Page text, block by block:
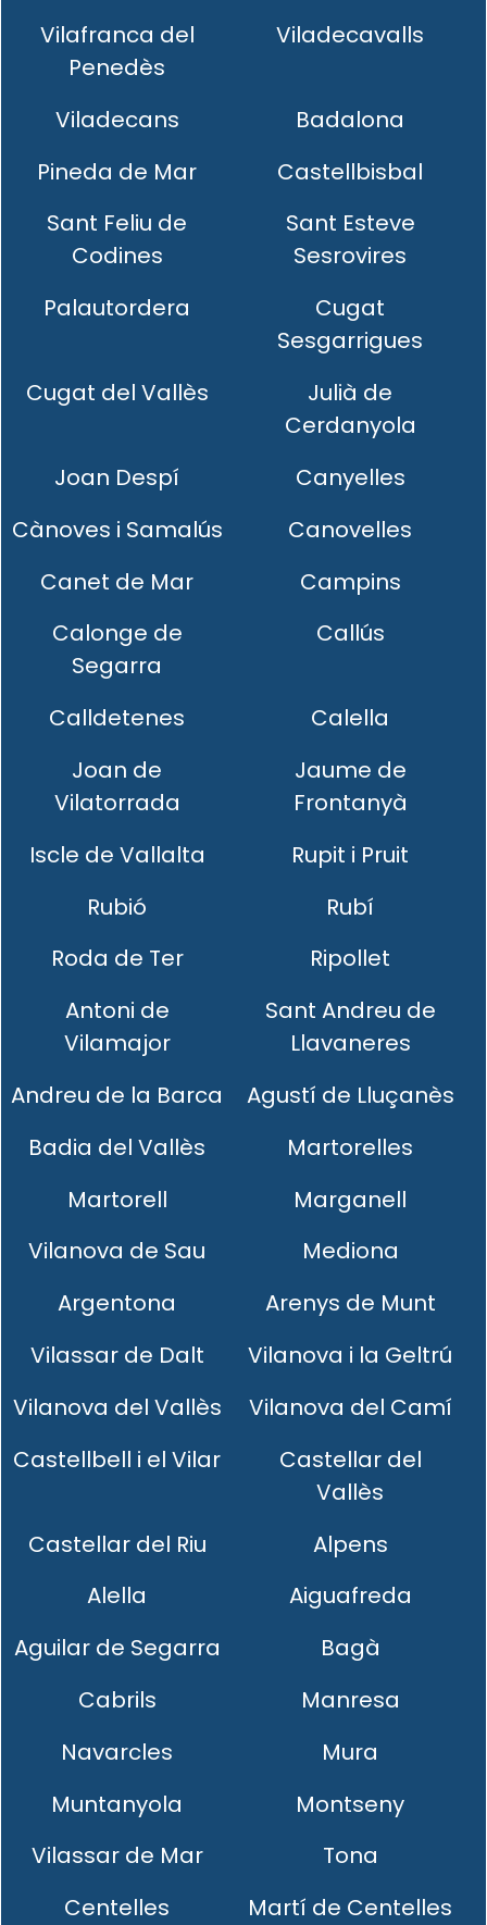
Vilafranca del
Penedès
Viladecavalls
Viladecans
Badalona
Pineda de Mar
Castellbisbal
Sant Feliu de
Codines
Sant Esteve
Sesrovires
Palautordera
Cugat
Sesgarrigues
Cugat del Vallès
Julià de
Cerdanyola
Joan Despí
Canyelles
Cànoves i Samalús
Canovelles
Canet de Mar
Campins
Calonge de
Segarra
Callús
Calldetenes
Calella
Joan de
Vilatorrada
Jaume de
Frontanyà
Iscle de Vallalta
Rupit i Pruit
Rubió
Rubí
Roda de Ter
Ripollet
Antoni de
Vilamajor
Sant Andreu de
Llavaneres
Andreu de la Barca
Agustí de Lluçanès
Badia del Vallès
Martorelles
Martorell
Marganell
Vilanova de Sau
Mediona
Argentona
Arenys de Munt
Vilassar de Dalt
Vilanova i la Geltrú
Vilanova del Vallès
Vilanova del Camí
Castellbell i el Vilar
Castellar del
Vallès
Castellar del Riu
Alpens
Alella
Aiguafreda
Aguilar de Segarra
Bagà
Cabrils
Manresa
Navarcles
Mura
Muntanyola
Montseny
Vilassar de Mar
Tona
Centelles
Martí de Centelles